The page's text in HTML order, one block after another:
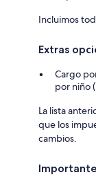
Incluimos
Extras
Cargo
por niño
La lista
que los
cambios.
Importante